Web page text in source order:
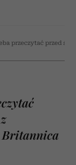
przeczytać przed
Britannica